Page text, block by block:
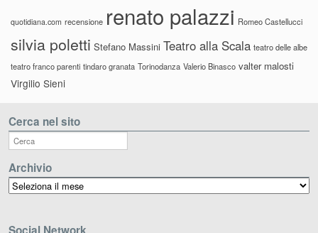
quotidiana.com recensione renato palazzi Romeo Castellucci
silvia poletti Stefano Massini Teatro alla Scala teatro delle albe
teatro franco parenti tindaro granata Torinodanza Valerio Binasco valter malosti
Virgilio Sieni
Cerca nel sito
Archivio
Archivio